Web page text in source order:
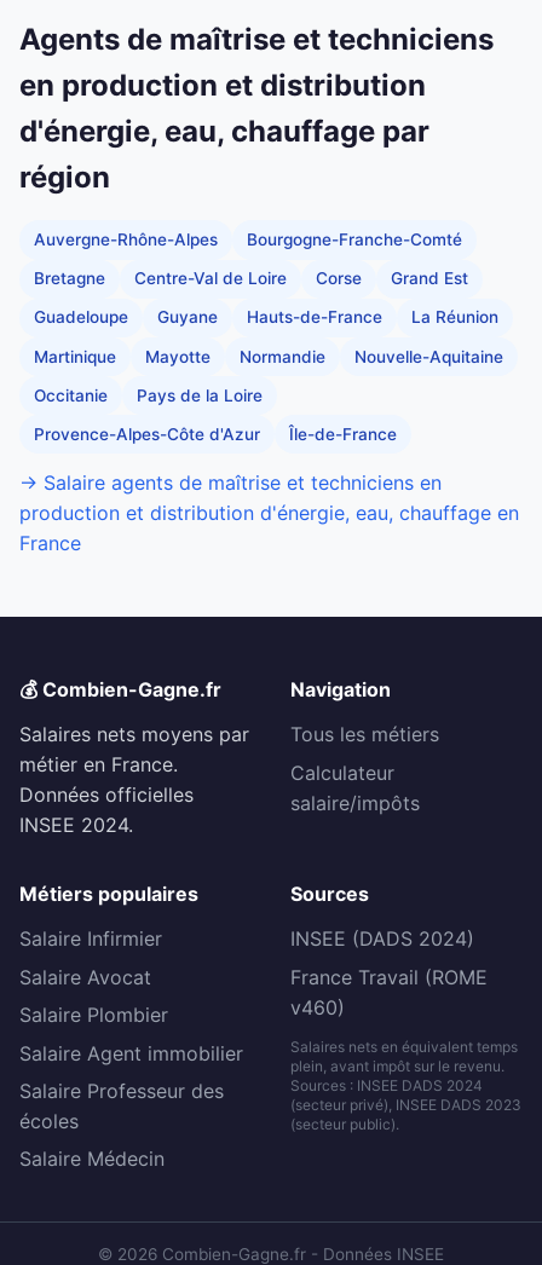
Agents de maîtrise et techniciens
en production et distribution
d'énergie, eau, chauffage par
région
Auvergne-Rhône-Alpes Bourgogne-Franche-Comté
Bretagne Centre-Val de Loire Corse Grand Est
Guadeloupe Guyane Hauts-de-France La Réunion
Martinique Mayotte Normandie Nouvelle-Aquitaine
Occitanie Pays de la Loire
Provence-Alpes-Côte d'Azur Île-de-France
→ Salaire agents de maîtrise et techniciens en
production et distribution d'énergie, eau, chauffage en
France
💰 Combien-Gagne.fr
Salaires nets moyens par
métier en France.
Données officielles
INSEE 2024.
Navigation
Tous les métiers
Calculateur
salaire/impôts
Métiers populaires
Salaire Infirmier
Salaire Avocat
Salaire Plombier
Salaire Agent immobilier
Salaire Professeur des
écoles
Salaire Médecin
Sources
INSEE (DADS 2024)
France Travail (ROME
v460)
Salaires nets en équivalent temps
plein, avant impôt sur le revenu.
Sources : INSEE DADS 2024
(secteur privé), INSEE DADS 2023
(secteur public).
© 2026 Combien-Gagne.fr - Données INSEE